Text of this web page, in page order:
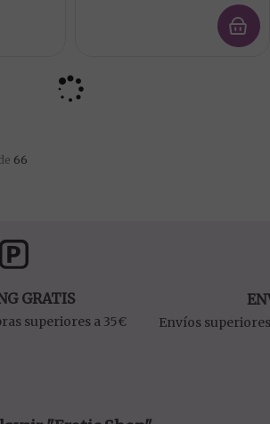
66
GRATIS
superiores a 35€ Envíos